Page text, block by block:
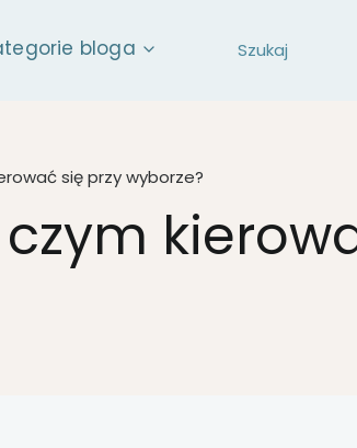
bloga
się przy wyborze?